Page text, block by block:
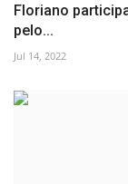
Floriano
pelo...
Jul 14, 2022